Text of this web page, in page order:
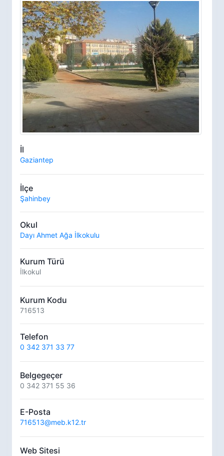
İl
Gaziantep
İlçe
Şahinbey
Okul
Dayı Ahmet Ağa İlkokulu
Kurum Türü
İlkokul
Kurum Kodu
716513
Telefon
0 342 371 33 77
Belgegeçer
0 342 371 55 36
E-Posta
716513@meb.k12.tr
Web Sitesi